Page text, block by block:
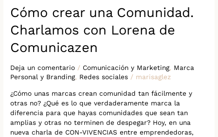
Cómo crear una Comunidad.
Charlamos con Lorena de
Comunicazen
Deja un comentario / Comunicación y Marketing, Marca
Personal y Branding, Redes sociales / marisaglez
¿Cómo unas marcas crean comunidad tan fácilmente y
otras no? ¿Qué es lo que verdaderamente marca la
diferencia para que hayas comunidades que sean tan
amplias y otras no terminen de despegar? Hoy, en una
nueva charla de CON-VIVENCIAS entre emprendedoras,